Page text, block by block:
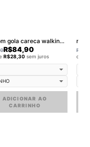
moletom gola careca walkind sky
R$84,90
R$28,30 sem juros
ADICIONAR AO
CARRINHO
R$
ou